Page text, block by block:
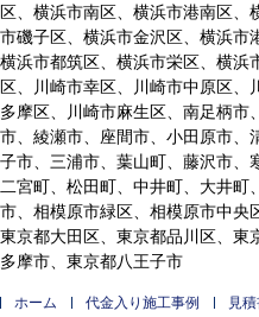
区、横浜市南区、横浜市港南区、
市磯子区、横浜市金沢区、横浜市
横浜市都筑区、横浜市栄区、横浜
区、川崎市幸区、川崎市中原区、
多摩区、川崎市麻生区、南足柄市
市、綾瀬市、座間市、小田原市、
子市、三浦市、葉山町、藤沢市、
二宮町、松田町、中井町、大井
市、相模原市緑区、相模原市中央
東京都大田区、東京都品川区、東
多摩市、東京都八王子市
ホーム 代金入り施工事例 見